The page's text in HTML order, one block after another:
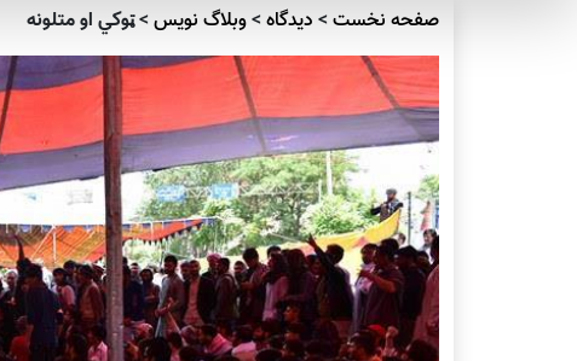
صفحه نخست> دیدگاه>وبلاگ نویس>ټوکي او متلونه